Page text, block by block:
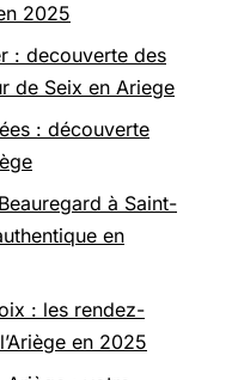
2025
: decouverte des
de Seix en Ariege
: découverte
à Saint-
en
: les rendez-
en 2025